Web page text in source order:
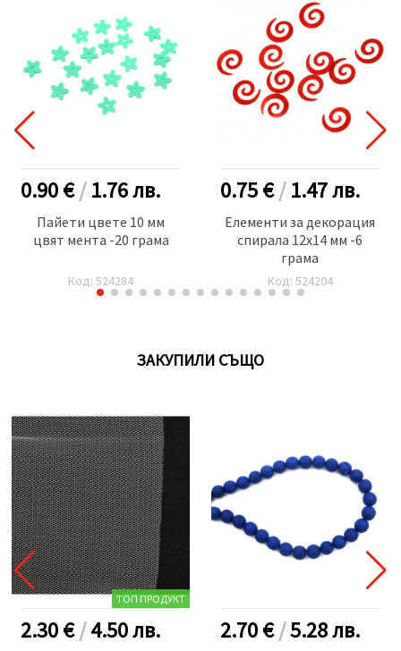
0.90 €/1.76лв.
Пайети цвете 10 мм
цвят мента -20 грама
Код: 524284
0.75 €/1.47лв.
Елементи за декорация
спирала 12x14 мм -6
грама
Код: 524204
ЗАКУПИЛИ СЪЩО
ТОП ПРОДУКТ
2.30 €/4.50лв. 2.70 €/5.28лв.